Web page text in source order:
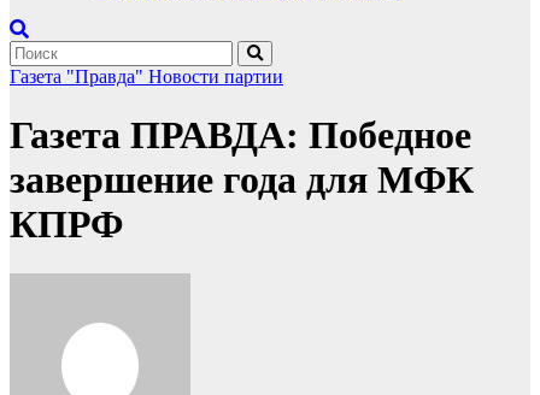
Газета "Правда" Новости партии
Газета ПРАВДА: Победное
завершение года для МФК
КПРФ